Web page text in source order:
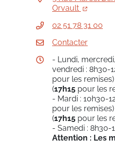
Orvault
02 51 78 31 00
Contacter
- Lundi,
vendredi : 8h30-
pour les
(17h15 pour les
- Mardi : 10h30-
pour les
(17h15 pour les
- Samedi : 8h30-
Attention : Les